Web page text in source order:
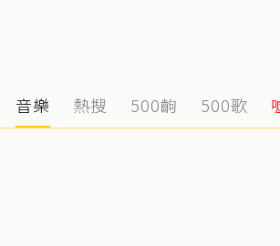
音樂 熱搜 500齣 500歌